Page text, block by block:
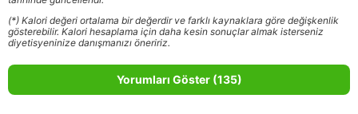
(*) Kalori değeri ortalama bir değerdir ve farklı kaynaklara göre değişkenlik
gösterebilir. Kalori hesaplama için daha kesin sonuçlar almak isterseniz
diyetisyeninize danışmanızı öneririz.
Yorumları Göster (135)